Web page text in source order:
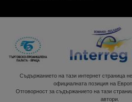
Съдържанието на тази интернет страница
официалната позиция на
Отговорност за съдържанието на тази
автори.